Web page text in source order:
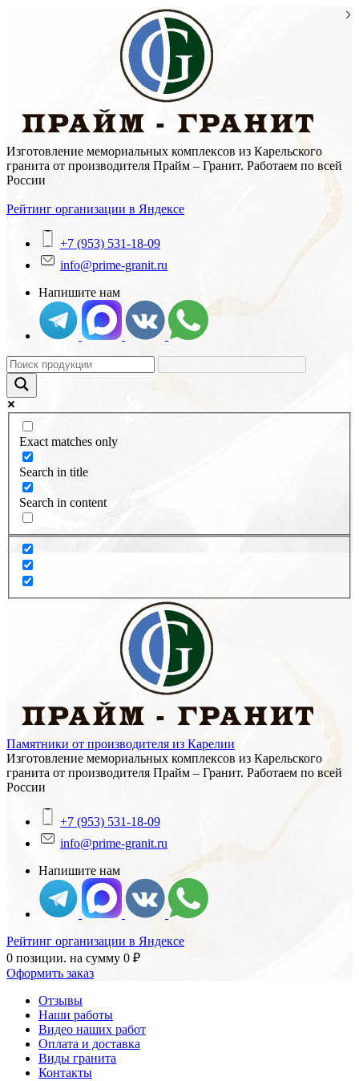
Изготовление мемориальных комплексов из Карельского
гранита от производителя Прайм – Гранит. Работаем по всей
России
Рейтинг организации в Яндексе
+7 (953) 531-18-09
info@prime-granit.ru
Напишите нам
Exact matches only
Search in title
Search in content
Памятники от производителя из Карелии
Изготовление мемориальных комплексов из Карельского
гранита от производителя Прайм – Гранит. Работаем по всей
России
+7 (953) 531-18-09
info@prime-granit.ru
Напишите нам
Рейтинг организации в Яндексе
0 позиции. на сумму 0 ₽
Оформить заказ
Отзывы
Наши работы
Видео наших работ
Оплата и доставка
Виды гранита
Контакты